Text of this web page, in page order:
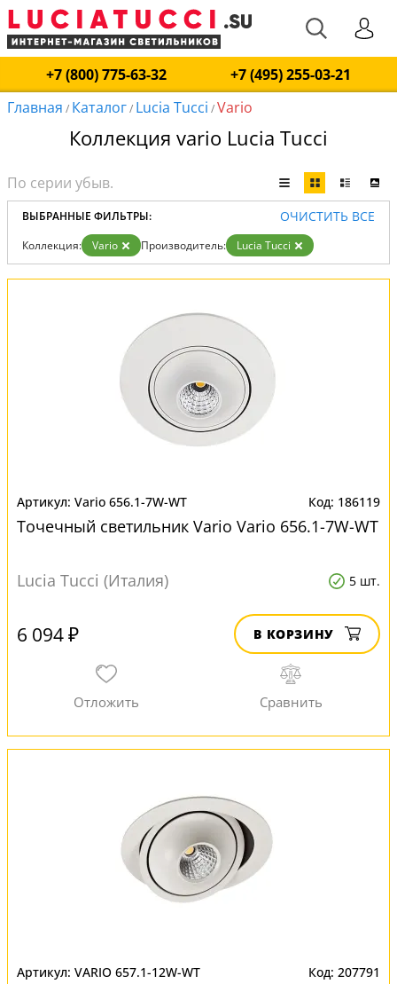
+7 (800) 775-63-32
+7 (495) 255-03-21
Главная / Каталог/ Lucia Tucci /Vario
Коллекция vario Lucia Tucci
ВЫБРАННЫЕ ФИЛЬТРЫ: ОЧИСТИТЬ ВСЕ
Коллекция: Vario Производитель: Lucia Tucci
Vario 656.1-7W-WT 186119
Точечный светильник Vario Vario 656.1-7W-WT
Lucia Tucci (Италия) 5 шт.
6 094 ₽ В КОРЗИНУ
VARIO 657.1-12W-WT 207791